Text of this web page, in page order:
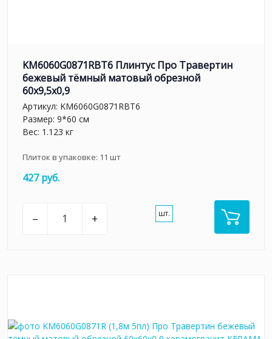
KM6060G0871RBT6 Плинтус Про Травертин
бежевый тёмный матовый обрезной
60x9,5x0,9
Артикул: KM6060G0871RBT6
Размер: 9*60 см
Вес: 1.123 кг
Плиток в упаковке: 11 шт
427 руб.
– + шт.